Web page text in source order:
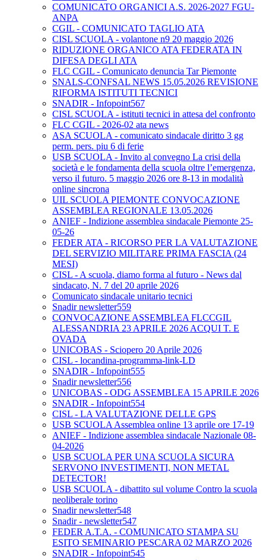
COMUNICATO ORGANICI A.S. 2026-2027 FGU-
ANPA
CGIL - COMUNICATO TAGLIO ATA
CISL SCUOLA - volantone n9 20 maggio 2026
RIDUZIONE ORGANICO ATA FEDERATA IN
DIFESA DEGLI ATA
FLC CGIL - Comunicato denuncia Tar Piemonte
SNALS-CONFSAL NEWS 15.05.2026 REVISIONE
RIFORMA ISTITUTI TECNICI
SNADIR - Infopoint567
CISL SCUOLA - istituti tecnici in attesa del confronto
FLC CGIL - 2026-02 ata news
ASA SCUOLA - comunicato sindacale diritto 3 gg
perm. pers. piu 6 di ferie
USB SCUOLA - Invito al convegno La crisi della
società e le fondamenta della scuola oltre l’emergenza,
verso il futuro. 5 maggio 2026 ore 8-13 in modalità
online sincrona
UIL SCUOLA PIEMONTE CONVOCAZIONE
ASSEMBLEA REGIONALE 13.05.2026
ANIEF - Indizione assemblea sindacale Piemonte 25-
05-26
FEDER ATA - RICORSO PER LA VALUTAZIONE
DEL SERVIZIO MILITARE PRIMA FASCIA (24
MESI)
CISL - A scuola, diamo forma al futuro - News dal
sindacato, N. 7 del 20 aprile 2026
Comunicato sindacale unitario tecnici
Snadir newsletter559
CONVOCAZIONE ASSEMBLEA FLCCGIL
ALESSANDRIA 23 APRILE 2026 ACQUI T. E
OVADA
UNICOBAS - Sciopero 20 Aprile 2026
CISL - locandina-programma-link-LD
SNADIR - Infopoint555
Snadir newsletter556
UNICOBAS - ODG ASSEMBLEA 15 APRILE 2026
SNADIR - Infopoint554
CISL - LA VALUTAZIONE DELLE GPS
USB SCUOLA Assemblea online 13 aprile ore 17-19
ANIEF - Indizione assemblea sindacale Nazionale 08-
04-2026
USB SCUOLA PER UNA SCUOLA SICURA
SERVONO INVESTIMENTI, NON METAL
DETECTOR!
USB SCUOLA - dibattito sul volume Contro la scuola
neoliberale torino
Snadir newsletter548
Snadir - newsletter547
FEDER A.T.A. - COMUNICATO STAMPA SU
ESITO SEMINARIO PESCARA 02 MARZO 2026
SNADIR - Infopoint545